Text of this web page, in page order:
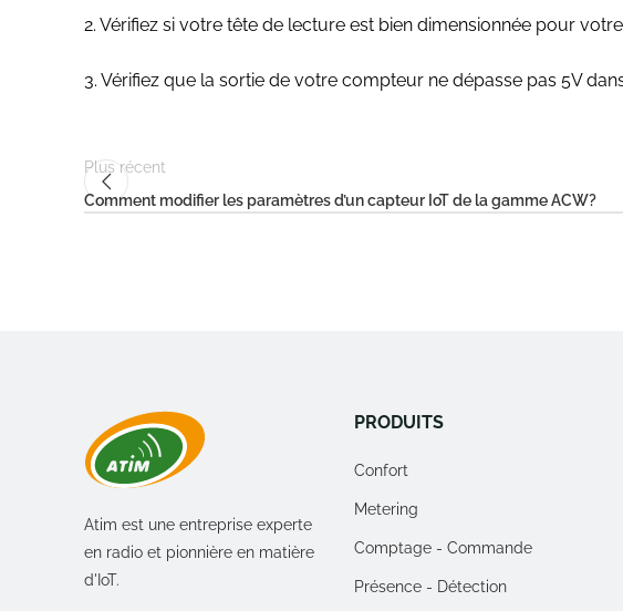
2. Vérifiez si votre tête de lecture est bien dimensionnée pour
3. Vérifiez que la sortie de votre compteur ne dépasse pas 5V
Plus récent
Comment modifier les paramètres d’un capteur IoT de la gamme ACW?
Atim est une entreprise experte
en radio et pionnière en matière
d'IoT.
PRODUITS
Confort
Metering
Comptage - Commande
Présence - Détection